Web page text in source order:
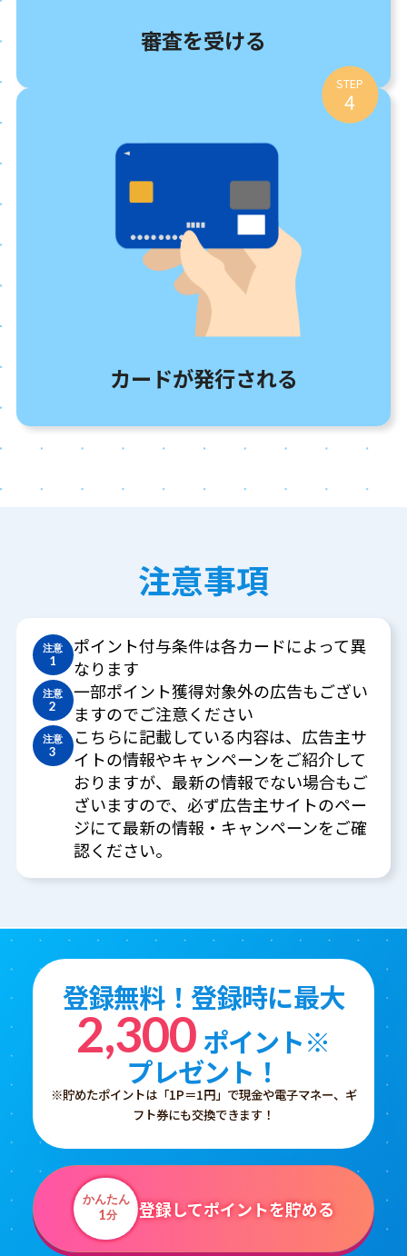
審査を受ける
STEP
4
カードが発行される
注意事項
注意
1
ポイント付与条件は各カードによって異
なります
注意
2
一部ポイント獲得対象外の広告もござい
ますのでご注意ください
注意
3
こちらに記載している内容は、広告主サ
イトの情報やキャンペーンをご紹介して
おりますが、最新の情報でない場合もご
ざいますので、必ず広告主サイトのペー
ジにて最新の情報・キャンペーンをご確
認ください。
登録無料！登録時に最大
2,300ポイント※
プレゼント！
※貯めたポイントは「1P＝1円」で現金や電子マネー、ギ
フト券にも交換できます！
かんたん
1分 登録してポイントを貯める